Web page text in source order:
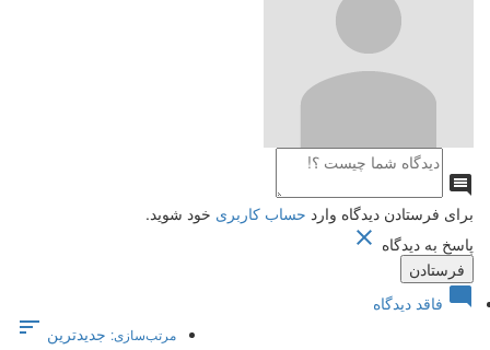

برای فرستادن دیدگاه وارد حساب کاربری خود شوید.
پاسخ به دیدگاه 
 فاقد دیدگاه
مرتب‌سازی: جدیدترین 